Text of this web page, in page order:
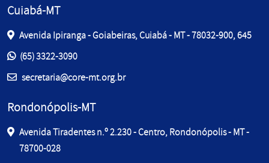
Cuiabá-MT
Avenida Ipiranga - Goiabeiras, Cuiabá - MT - 78032-900, 645
Entre em contato pelos telefones:
(65) 3322-3090
E-mail:secretaria@core-mt.org.br
Rondonópolis-MT
Avenida Tiradentes n.º 2.230 - Centro, Rondonópolis - MT -
78700-028